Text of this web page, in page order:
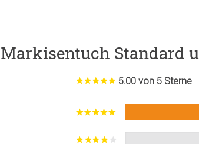
Standard
5.00 von 5 Sterne